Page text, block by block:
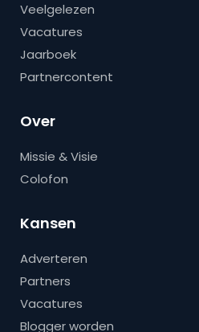
Veelgelezen
Vacatures
Jaarboek
Partnercontent
Over
Missie & Visie
Colofon
Kansen
Adverteren
Partners
Vacatures
Blogger worden